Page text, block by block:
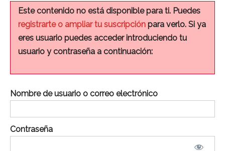
Este contenido no está disponible para ti. Puedes
registrarte o ampliar tu suscripción para verlo. Si ya
eres usuario puedes acceder introduciendo tu
usuario y contraseña a continuación:
Nombre de usuario o correo electrónico
Contraseña